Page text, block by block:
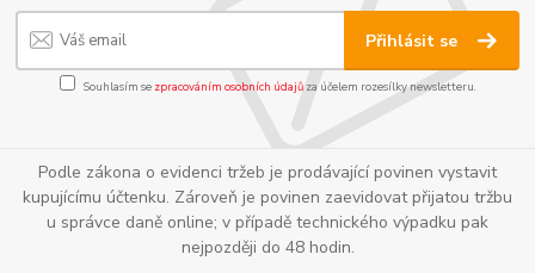
Přihlásit se
Souhlasím se zpracováním osobních údajůza účelem rozesílky newsletteru.
Podle zákona o evidenci tržeb je prodávající povinen vystavit
kupujícímu účtenku. Zároveň je povinen zaevidovat přijatou tržbu
u správce daně online; v případě technického výpadku pak
nejpozději do 48 hodin.